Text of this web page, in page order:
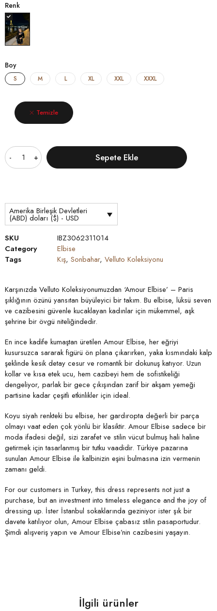
Renk
Boy
S M L XL XXL XXXL
Temizle
Sepete Ekle
Amerika Birleşik Devletleri
(ABD) doları ($) - USD
SKU
IBZ3062311014
Category
Elbise
Tags
Kış, Sonbahar, Velluto Koleksiyonu
Karşınızda Velluto Koleksiyonumuzdan ‘Amour Elbise’ – Paris
şıklığının özünü yansıtan büyüleyici bir takım. Bu elbise, lüksü seven
ve cazibesini güvenle kucaklayan kadınlar için mükemmel, aşk
şehrine bir övgü niteliğindedir.
En ince kadife kumaştan üretilen Amour Elbise, her eğriyi
kusursuzca sararak figürü ön plana çıkarırken, yaka kısmındaki kalp
şeklinde kesik detay cesur ve romantik bir dokunuş katıyor. Uzun
kollar ve kısa etek ucu, hem cazibeyi hem de sofistikeliği
dengeliyor, parlak bir gece çıkışından zarif bir akşam yemeği
partisine kadar çeşitli etkinlikler için ideal.
Koyu siyah renkteki bu elbise, her gardıropta değerli bir parça
olmayı vaat eden çok yönlü bir klasiktir. Amour Elbise sadece bir
moda ifadesi değil, sizi zarafet ve stilin vücut bulmuş hali haline
getirmek için tasarlanmış bir tutku vaadidir. Türkiye pazarına
sunulan Amour Elbise ile kalbinizin eşini bulmasına izin vermenin
zamanı geldi.
For our customers in Turkey, this dress represents not just a
purchase, but an investment into timeless elegance and the joy of
dressing up. İster İstanbul sokaklarında geziniyor ister şık bir
davete katılıyor olun, Amour Elbise çabasız stilin pasaportudur.
Şimdi alışveriş yapın ve Amour Elbise’nin cazibesini yaşayın.
İlgili ürünler